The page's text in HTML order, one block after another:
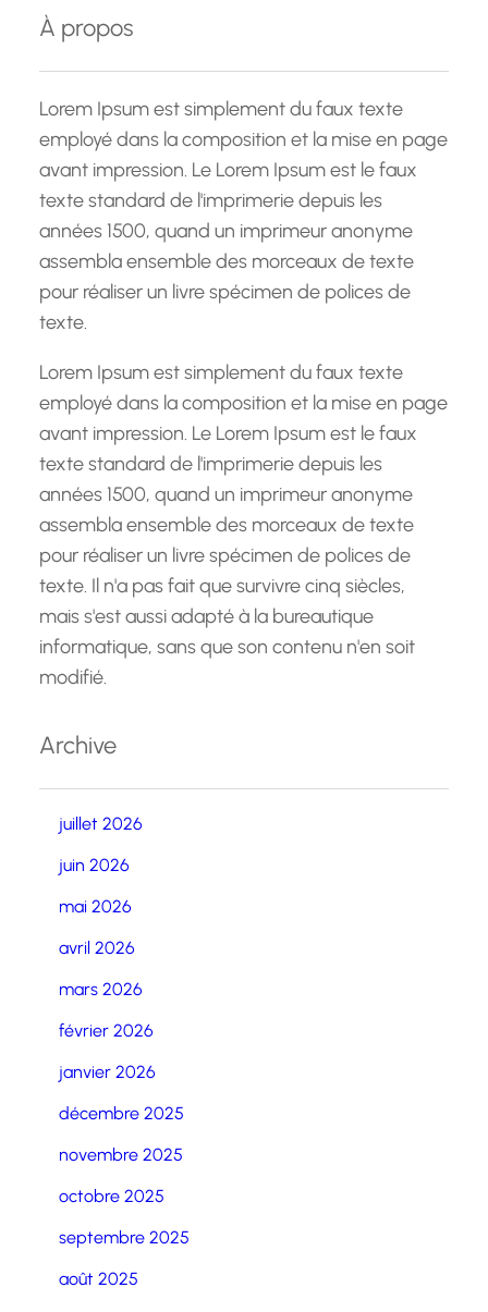
r
c
h
À propos
Lorem Ipsum est simplement du faux texte
employé dans la composition et la mise en page
avant impression. Le Lorem Ipsum est le faux
texte standard de l'imprimerie depuis les
années 1500, quand un imprimeur anonyme
assembla ensemble des morceaux de texte
pour réaliser un livre spécimen de polices de
texte.
Lorem Ipsum est simplement du faux texte
employé dans la composition et la mise en page
avant impression. Le Lorem Ipsum est le faux
texte standard de l'imprimerie depuis les
années 1500, quand un imprimeur anonyme
assembla ensemble des morceaux de texte
pour réaliser un livre spécimen de polices de
texte. Il n'a pas fait que survivre cinq siècles,
mais s'est aussi adapté à la bureautique
informatique, sans que son contenu n'en soit
modifié.
Archive
juillet 2026
juin 2026
mai 2026
avril 2026
mars 2026
février 2026
janvier 2026
décembre 2025
novembre 2025
octobre 2025
septembre 2025
août 2025